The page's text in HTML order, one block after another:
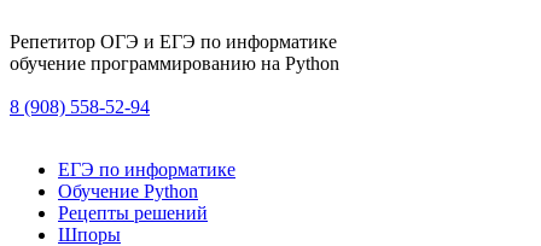
Репетитор ОГЭ и ЕГЭ по информатике
обучение программированию на Python
8 (908) 558-52-94
ЕГЭ по информатике
Обучение Python
Рецепты решений
Шпоры